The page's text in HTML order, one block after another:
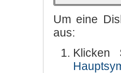
Um eine
aus: